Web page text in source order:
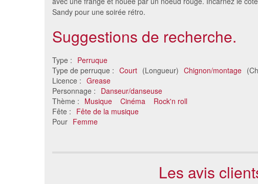
Sandy pour une soirée rétro.
Suggestions de recherche.
Type : Perruque
Type de perruque : Court (Longueur) Chignon/montage
Licence : Grease
Personnage : Danseur/danseuse
Thème : Musique Cinéma
Rock'n roll
Fête : Fête de la musique
Pour Femme
Perruque carré plongeant noir
41 €
Les avis